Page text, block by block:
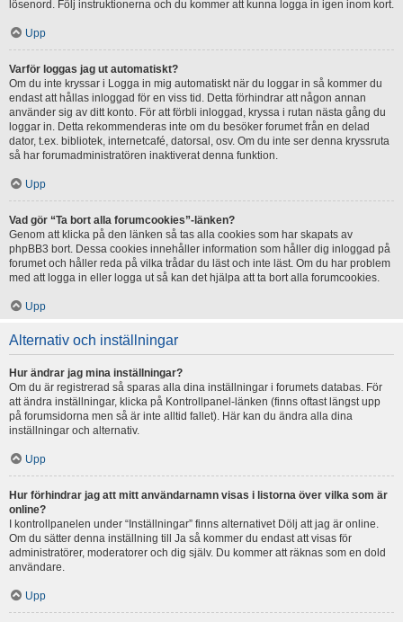
lösenord. Följ instruktionerna och du kommer att kunna logga in igen inom kort.
Upp
Varför loggas jag ut automatiskt?
Om du inte kryssar i Logga in mig automatiskt när du loggar in så kommer du
endast att hållas inloggad för en viss tid. Detta förhindrar att någon annan
använder sig av ditt konto. För att förbli inloggad, kryssa i rutan nästa gång du
loggar in. Detta rekommenderas inte om du besöker forumet från en delad
dator, t.ex. bibliotek, internetcafé, datorsal, osv. Om du inte ser denna kryssruta
så har forumadministratören inaktiverat denna funktion.
Upp
Vad gör “Ta bort alla forumcookies”-länken?
Genom att klicka på den länken så tas alla cookies som har skapats av
phpBB3 bort. Dessa cookies innehåller information som håller dig inloggad på
forumet och håller reda på vilka trådar du läst och inte läst. Om du har problem
med att logga in eller logga ut så kan det hjälpa att ta bort alla forumcookies.
Upp
Alternativ och inställningar
Hur ändrar jag mina inställningar?
Om du är registrerad så sparas alla dina inställningar i forumets databas. För
att ändra inställningar, klicka på Kontrollpanel-länken (finns oftast längst upp
på forumsidorna men så är inte alltid fallet). Här kan du ändra alla dina
inställningar och alternativ.
Upp
Hur förhindrar jag att mitt användarnamn visas i listorna över vilka som är
online?
I kontrollpanelen under “Inställningar” finns alternativet Dölj att jag är online.
Om du sätter denna inställning till Ja så kommer du endast att visas för
administratörer, moderatorer och dig själv. Du kommer att räknas som en dold
användare.
Upp